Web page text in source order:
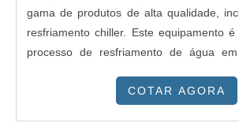
gama de produtos de alta qualidade,
resfriamento chiller. Este equipamento
processo de resfriamento de água
de resfriamento chiller da Via
COTAR AGORA